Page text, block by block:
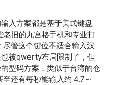
入方案都是基于美式键盘
旧的九宫格手机和专业打
管这个键位不适合输入汉
被qwerty布局限制了，但
型码方案，类似于台湾的仓
还有每秒能输入约 4.7～